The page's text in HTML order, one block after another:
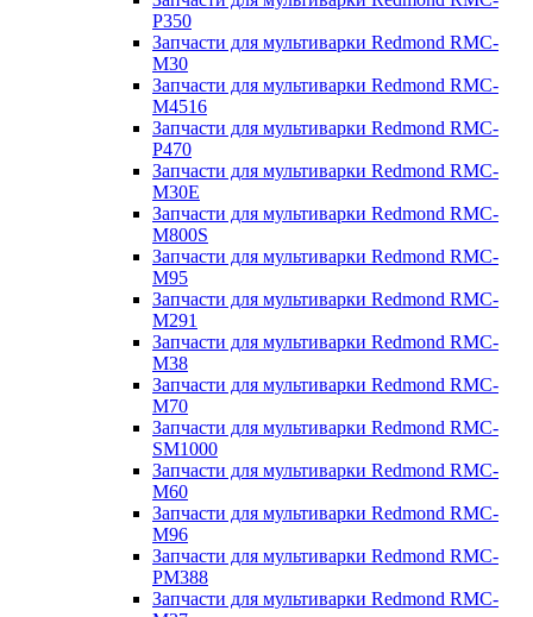
P350
Запчасти для мультиварки Redmond RMC-
M30
Запчасти для мультиварки Redmond RMC-
M4516
Запчасти для мультиварки Redmond RMC-
P470
Запчасти для мультиварки Redmond RMC-
M30E
Запчасти для мультиварки Redmond RMC-
M800S
Запчасти для мультиварки Redmond RMC-
M95
Запчасти для мультиварки Redmond RMC-
M291
Запчасти для мультиварки Redmond RMC-
M38
Запчасти для мультиварки Redmond RMC-
M70
Запчасти для мультиварки Redmond RMC-
SM1000
Запчасти для мультиварки Redmond RMC-
M60
Запчасти для мультиварки Redmond RMC-
M96
Запчасти для мультиварки Redmond RMC-
PM388
Запчасти для мультиварки Redmond RMC-